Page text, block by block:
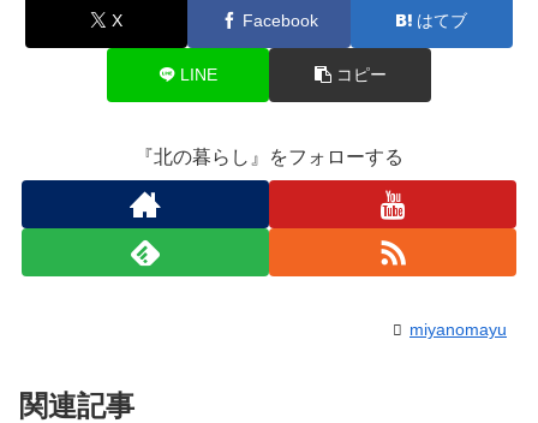
X Facebook はてブ
LINE コピー
『北の暮らし』をフォローする
miyanomayu
関連記事